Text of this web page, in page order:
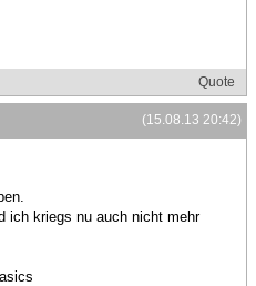
Quote
(15.08.13 20:42)
ich kriegs nu auch nicht mehr